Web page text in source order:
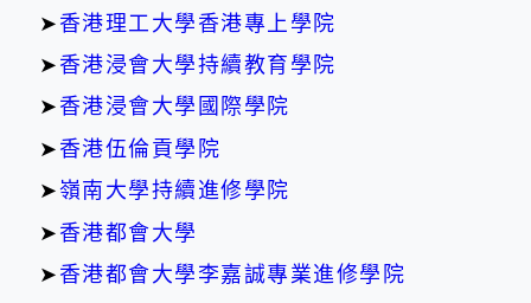
➤ 香港理工大學香港專上學院
➤ 香港浸會大學持續教育學院
➤ 香港浸會大學國際學院
➤ 香港伍倫貢學院
➤嶺南大學持續進修學院
➤ 香港都會大學
➤ 香港都會大學李嘉誠專業進修學院